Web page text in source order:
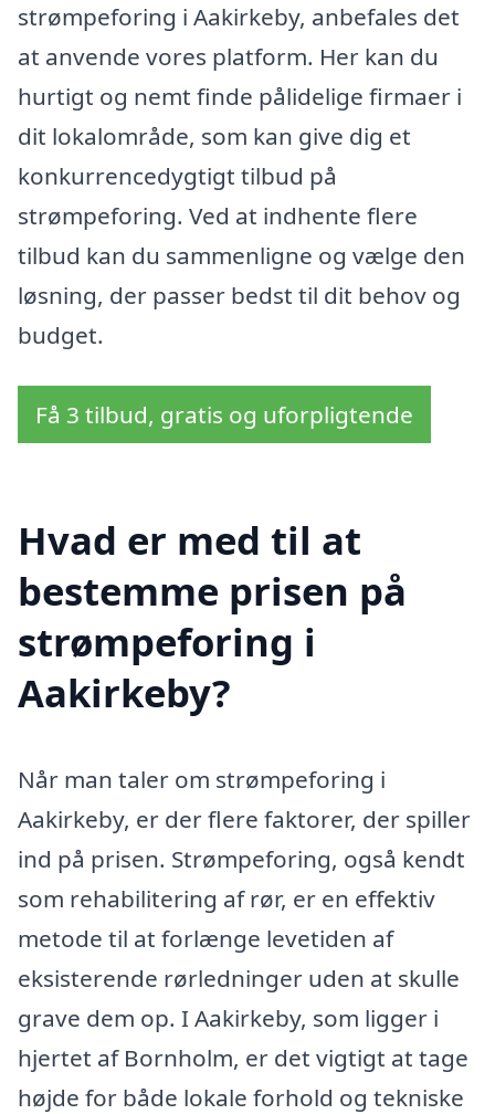
strømpeforing i Aakirkeby, anbefales det
at anvende vores platform. Her kan du
hurtigt og nemt finde pålidelige firmaer i
dit lokalområde, som kan give dig et
konkurrencedygtigt tilbud på
strømpeforing. Ved at indhente flere
tilbud kan du sammenligne og vælge den
løsning, der passer bedst til dit behov og
budget.
Få 3 tilbud, gratis og uforpligtende
Hvad er med til at
bestemme prisen på
strømpeforing i
Aakirkeby?
Når man taler om strømpeforing i
Aakirkeby, er der flere faktorer, der spiller
ind på prisen. Strømpeforing, også kendt
som rehabilitering af rør, er en effektiv
metode til at forlænge levetiden af
eksisterende rørledninger uden at skulle
grave dem op. I Aakirkeby, som ligger i
hjertet af Bornholm, er det vigtigt at tage
højde for både lokale forhold og tekniske